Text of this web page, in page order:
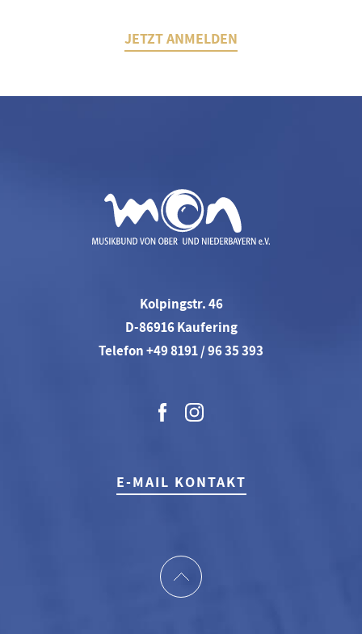
JETZT ANMELDEN
Kolpingstr. 46
D-86916 Kaufering
Telefon +49 8191 / 96 35 393
E-MAIL KONTAKT